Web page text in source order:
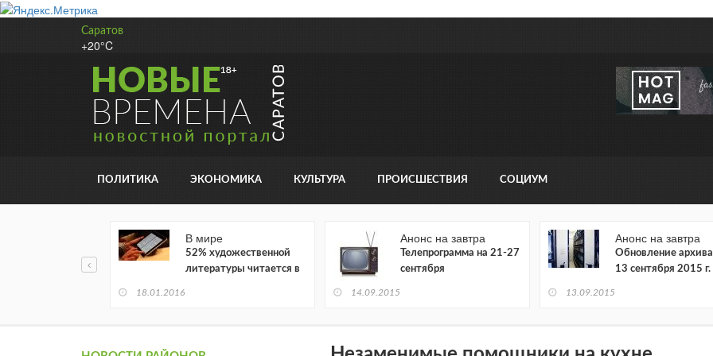
Саратов
+20°C
ПОЛИТИКА ЭКОНОМИКА КУЛЬТУРА ПРОИСШЕСТВИЯ СОЦИУМ
В мире
52% художественной
литературы читается в
18.01.2016
Анонс на завтра
Телепрограмма на 21-27
сентября
14.09.2015
Анонс на завтра
Обновление архива
13 сентября 2015 г.
13.09.2015